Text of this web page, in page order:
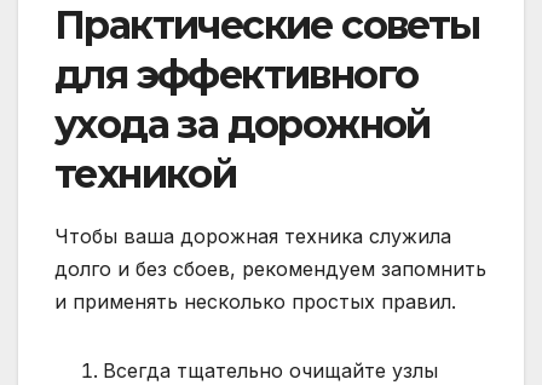
Практические советы
для эффективного
ухода за дорожной
техникой
Чтобы ваша дорожная техника служила
долго и без сбоев, рекомендуем запомнить
и применять несколько простых правил.
Всегда тщательно очищайте узлы